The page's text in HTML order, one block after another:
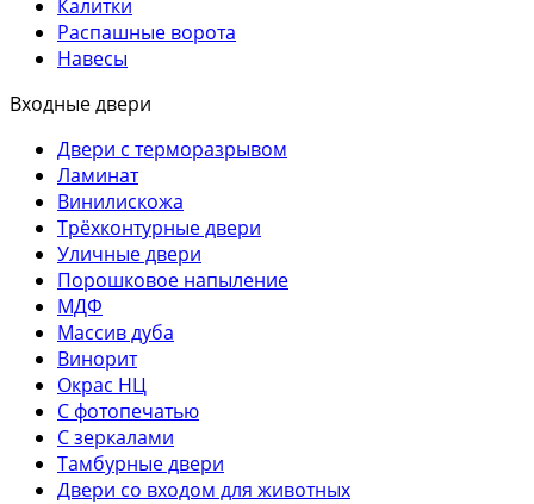
Калитки
Распашные ворота
Навесы
Входные двери
Двери с терморазрывом
Ламинат
Винилискожа
Трёхконтурные двери
Уличные двери
Порошковое напыление
МДФ
Массив дуба
Винорит
Окрас НЦ
С фотопечатью
С зеркалами
Тамбурные двери
Двери со входом для животных